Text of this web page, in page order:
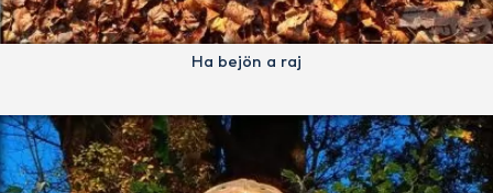
Ha bejön a raj